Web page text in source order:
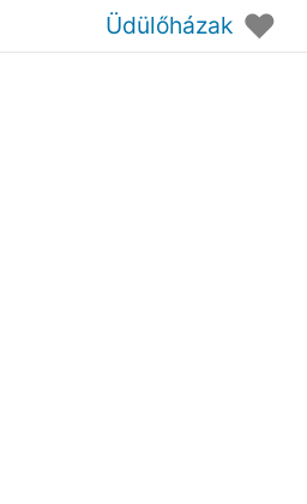
Üdülőházak ♥